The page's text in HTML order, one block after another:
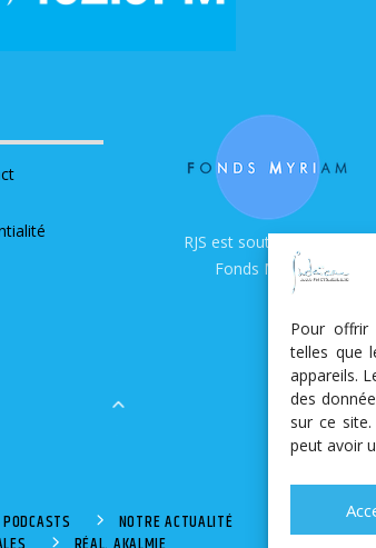
Pour offrir
telles que
appareils.
des
sur ce
peut avoir
RJS est soutenue par le
Fonds Myriam
PODCASTS
NOTRE ACTUALITÉ